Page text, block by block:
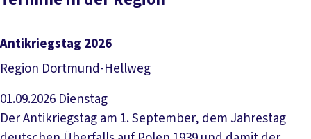
Antikriegstag 2026
Region Dortmund-Hellweg
01.09.2026 Dienstag
Der Antikriegstag am 1. September, dem Jahrestag